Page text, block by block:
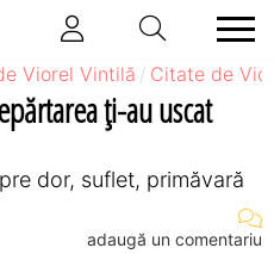
Viorel Vintilă Citate de
ţi-au uscat
dor, suflet, primăvară
adaugă un comentariu